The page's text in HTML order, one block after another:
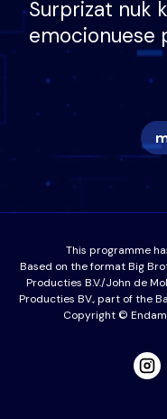
Surprizat nuk
emocionuese
nëna dhe
nuk i mban
This programme
Based on the format Big
Producties B.V./John de
Producties BV., part of the
Copyright ©